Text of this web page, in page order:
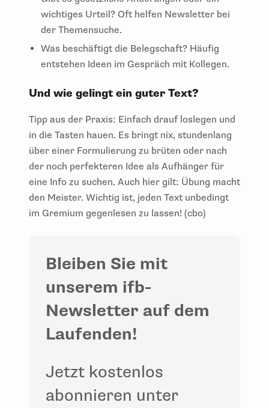
wichtiges Urteil? Oft helfen Newsletter bei
der Themensuche.
Was beschäftigt die Belegschaft? Häufig
entstehen Ideen im Gespräch mit Kollegen.
Und wie gelingt ein guter Text?
Tipp aus der Praxis: Einfach drauf loslegen und
in die Tasten hauen. Es bringt nix, stundenlang
über einer Formulierung zu brüten oder nach
der noch perfekteren Idee als Aufhänger für
eine Info zu suchen. Auch hier gilt: Übung macht
den Meister. Wichtig ist, jeden Text unbedingt
im Gremium gegenlesen zu lassen! (cbo)
Bleiben Sie mit
unserem ifb-
Newsletter auf dem
Laufenden!
Jetzt kostenlos
abonnieren unter